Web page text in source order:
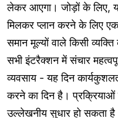
लेकर आएगा। जोड़ों के लिए,
मिलकर प्लान करने के लिए
समान मूल्यों वाले किसी
सभी इंटरैक्शन में संचार
व्यवसाय - यह दिन
करने का दिन है।
उल्लेखनीय सुधार हो सकता